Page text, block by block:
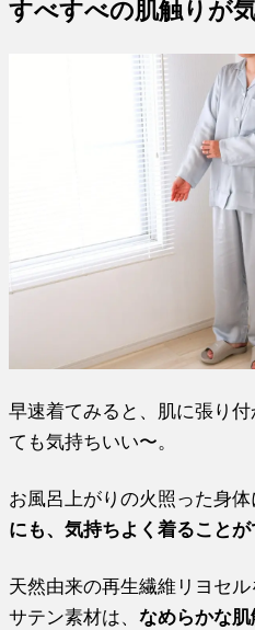
すべすべの肌触りが
早速着てみると、肌に張り
ても気持ちいい〜。
お風呂上がりの火照った身体
にも、気持ちよく着ることが
天然由来の再生繊維リヨセ
サテン素材は、なめらかな